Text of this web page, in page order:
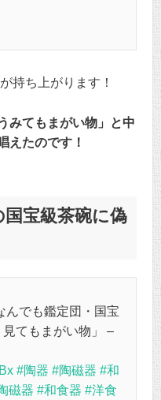
持ち上がります！
みてもまがい物」と中
えたのです！
宝級茶碗に偽
んでも鑑定団・国宝
てもまがい物」 –
#陶器 #陶磁器 #和
磁器 #和食器 #洋食